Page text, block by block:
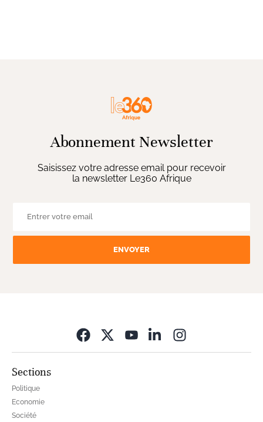
Abonnement Newsletter
Saisissez votre adresse email pour recevoir
la newsletter Le360 Afrique
ENVOYER
Sections
Politique
Economie
Société